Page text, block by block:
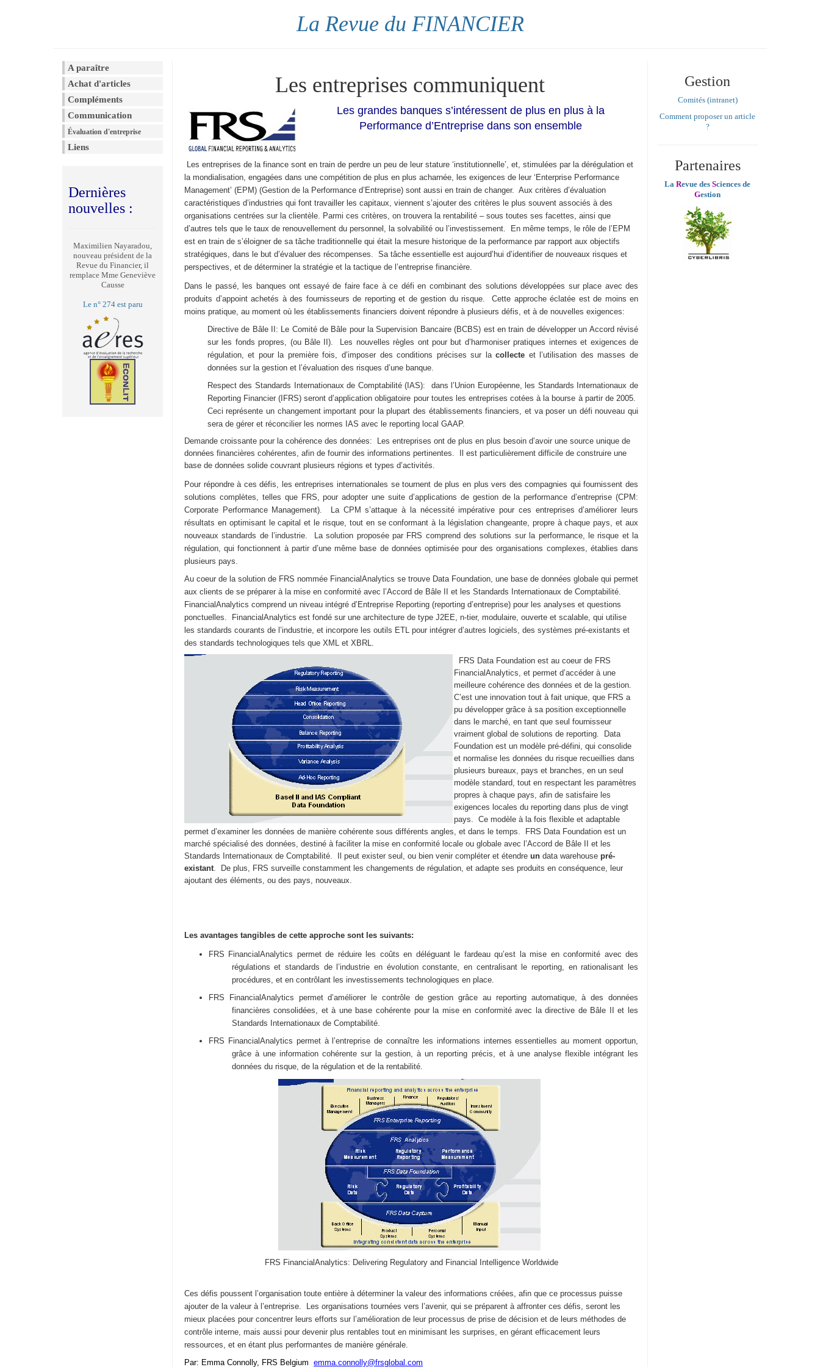
La Revue du FINANCIER
A paraître
Achat d'articles
Compléments
Communication
Évaluation d'entreprise
Liens
Dernières
nouvelles :
Maximilien Nayaradou,
nouveau président de la
Revue du Financier, il
remplace Mme Geneviève
Causse
Le n° 274 est paru
Les entreprises communiquent
Les grandes banques s’intéressent de plus en plus à la
Performance d’Entreprise dans son ensemble
Les entreprises de la finance sont en train de perdre un peu de leur stature ‘institutionnelle’, et, stimulées par la dérégulation et
la mondialisation, engagées dans une compétition de plus en plus acharnée, les exigences de leur ‘Enterprise Performance
Management’ (EPM) (Gestion de la Performance d’Entreprise) sont aussi en train de changer. Aux critères d’évaluation
caractéristiques d’industries qui font travailler les capitaux, viennent s’ajouter des critères le plus souvent associés à des
organisations centrées sur la clientèle. Parmi ces critères, on trouvera la rentabilité – sous toutes ses facettes, ainsi que
d’autres tels que le taux de renouvellement du personnel, la solvabilité ou l’investissement. En même temps, le rôle de l’EPM
est en train de s’éloigner de sa tâche traditionnelle qui était la mesure historique de la performance par rapport aux objectifs
stratégiques, dans le but d’évaluer des récompenses. Sa tâche essentielle est aujourd’hui d’identifier de nouveaux risques et
perspectives, et de déterminer la stratégie et la tactique de l’entreprise financière.
Dans le passé, les banques ont essayé de faire face à ce défi en combinant des solutions développées sur place avec des
produits d’appoint achetés à des fournisseurs de reporting et de gestion du risque. Cette approche éclatée est de moins en
moins pratique, au moment où les établissements financiers doivent répondre à plusieurs défis, et à de nouvelles exigences:
Directive de Bâle II : Le Comité de Bâle pour la Supervision Bancaire (BCBS) est en train de développer un Accord révisé
sur les fonds propres, (ou Bâle II). Les nouvelles règles ont pour but d’harmoniser pratiques internes et exigences de
régulation, et pour la première fois, d’imposer des conditions précises sur lacollecte et l’utilisation des masses de
données sur la gestion et l’évaluation des risques d’une banque.
Respect des Standards Internationaux de Comptabilité (IAS):
dans l’Union Européenne, les Standards Internationaux de
Reporting Financier (IFRS) seront d’application obligatoire pour toutes les entreprises cotées à la bourse à partir de 2005.
Ceci représente un changement important pour la plupart des établissements financiers, et va poser un défi nouveau qui
sera de gérer et réconcilier les normes IAS avec le reporting local GAAP.
Demande croissante pour la cohérence des données: Les entreprises ont de plus en plus besoin d’avoir une source unique de
données financières cohérentes, afin de fournir des informations pertinentes. Il est particulièrement difficile de construire une
base de données solide couvrant plusieurs régions et types d’activités.
Pour répondre à ces défis, les entreprises internationales se tournent de plus en plus vers des compagnies qui fournissent des
solutions complètes, telles que FRS, pour adopter une suite d’applications de gestion de la performance d’entreprise (CPM:
Corporate Performance Management). La CPM s’attaque à la nécessité impérative pour ces entreprises d’améliorer leurs
résultats en optimisant le capital et le risque, tout en se conformant à la législation changeante, propre à chaque pays, et aux
nouveaux standards de l’industrie. La solution proposée par FRS comprend des solutions sur la performance, le risque et la
régulation, qui fonctionnent à partir d’une même base de données optimisée pour des organisations complexes, établies dans
plusieurs pays.
Au coeur de la solution de FRS nommée FinancialAnalytics se trouve Data Foundation, une base de données globale qui permet
aux clients de se préparer à la mise en conformité avec l’Accord de Bâle II et les Standards Internationaux de Comptabilité.
FinancialAnalytics comprend un niveau intégré d’Entreprise Reporting (reporting d’entreprise) pour les analyses et questions
ponctuelles. FinancialAnalytics est fondé sur une architecture de type J2EE, n-tier, modulaire, ouverte et scalable, qui utilise
les standards courants de l’industrie, et incorpore les outils ETL pour intégrer d’autres logiciels, des systèmes pré-existants et
des standards technologiques tels que XML et XBRL.
FRS Data Foundation est au coeur de FRS
FinancialAnalytics, et permet d’accéder à une
meilleure cohérence des données et de la gestion.
C’est une innovation tout à fait unique, que FRS a
pu développer grâce à sa position exceptionnelle
dans le marché, en tant que seul fournisseur
vraiment global de solutions de reporting. Data
Foundation est un modèle pré-défini, qui consolide
et normalise les données du risque recueillies dans
plusieurs bureaux, pays et branches, en un seul
modèle standard, tout en respectant les paramètres
propres à chaque pays, afin de satisfaire les
exigences locales du reporting dans plus de vingt
pays. Ce modèle à la fois flexible et adaptable
permet d’examiner les données de manière cohérente sous différents angles, et dans le temps. FRS Data Foundation est un
marché spécialisé des données, destiné à faciliter la mise en conformité locale ou globale avec l’Accord de Bâle II et les
Standards Internationaux de Comptabilité. Il peut exister seul, ou bien venir compléter et étendre un data warehouse pré-
existant. De plus, FRS surveille constamment les changements de régulation, et adapte ses produits en conséquence, leur
ajoutant des éléments, ou des pays, nouveaux.
Les avantages tangibles de cette approche sont les suivants:
FRS FinancialAnalytics permet de réduire les coûts en déléguant le fardeau qu’est la mise en conformité avec des
régulations et standards de l’industrie en évolution constante, en centralisant le reporting, en rationalisant les
procédures, et en contrôlant les investissements technologiques en place.
FRS FinancialAnalytics permet d’améliorer le contrôle de gestion grâce au reporting automatique, à des données
financières consolidées, et à une base cohérente pour la mise en conformité avec la directive de Bâle II et les
Standards Internationaux de Comptabilité.
FRS FinancialAnalytics permet à l’entreprise de connaître les informations internes essentielles au moment opportun,
grâce à une information cohérente sur la gestion, à un reporting précis, et à une analyse flexible intégrant les
données du risque, de la régulation et de la rentabilité.
FRS FinancialAnalytics: Delivering Regulatory and Financial Intelligence Worldwide
Ces défis poussent l’organisation toute entière à déterminer la valeur des informations créées, afin que ce processus puisse
ajouter de la valeur à l’entreprise. Les organisations tournées vers l’avenir, qui se préparent à affronter ces défis, seront les
mieux placées pour concentrer leurs efforts sur l’amélioration de leur processus de prise de décision et de leurs méthodes de
contrôle interne, mais aussi pour devenir plus rentables tout en minimisant les surprises, en gérant efficacement leurs
ressources, et en étant plus performantes de manière générale.
Par: Emma Connolly, FRS Belgium emma.connolly@frsglobal.com
Gestion
Comités (intranet)
Comment proposer un article
?
Partenaires
La Revue des Sciences de
Gestion